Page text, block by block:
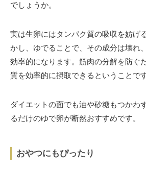
でしょうか。
実は生卵にはタンパク質の吸収を妨げ
かし、ゆでることで、その成分は壊れ
効率的になります。筋肉の分解を防ぐ
質を効率的に摂取できるということです
ダイエットの面でも油や砂糖もつかわ
るだけのゆで卵が断然おすすめです。
おやつにもぴったり